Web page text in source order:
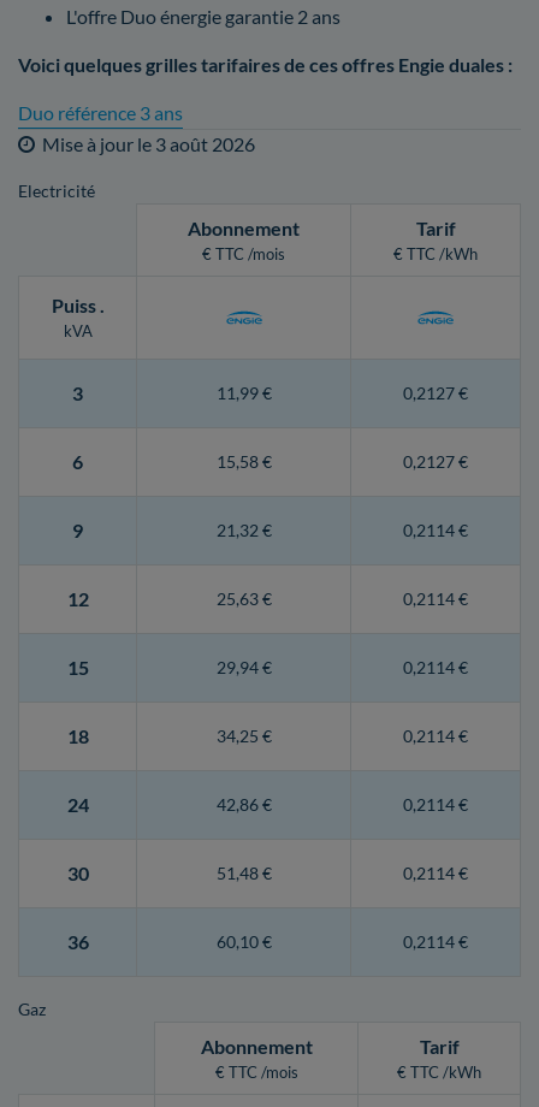
L'offre Duo énergie garantie 2 ans
Voici quelques grilles tarifaires de ces offres Engie duales :
Duo référence 3 ans
Mise à jour le 3 août 2026
Electricité
Abonnement
€ TTC /mois
Tarif
€ TTC /kWh
Puiss.
kVA
3 11,99 € 0,2127 €
6 15,58 € 0,2127 €
9 21,32 € 0,2114 €
12 25,63 € 0,2114 €
15 29,94 € 0,2114 €
18 34,25 € 0,2114 €
24 42,86 € 0,2114 €
30 51,48 € 0,2114 €
36 60,10 € 0,2114 €
Gaz
Abonnement
€ TTC /mois
Tarif
€ TTC /kWh